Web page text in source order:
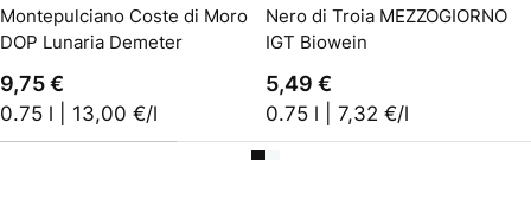
Montepulciano Coste di Moro
DOP Lunaria Demeter
9,75 €
0.75 l | 13,00 €/l
Nero di Troia MEZZOGIORNO
IGT Biowein
5,49 €
0.75 l | 7,32 €/l